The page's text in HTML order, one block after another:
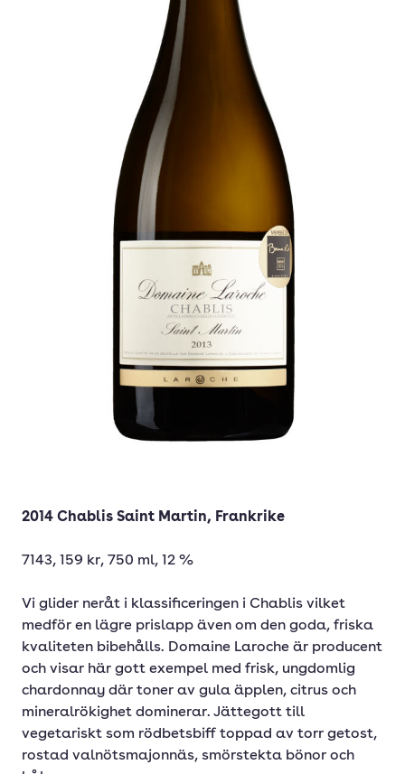
2014 Chablis Saint Martin, Frankrike
7143, 159 kr, 750 ml, 12 %
Vi glider neråt i klassificeringen i Chablis vilket
medför en lägre prislapp även om den goda, friska
kvaliteten bibehålls. Domaine Laroche är producent
och visar här gott exempel med frisk, ungdomlig
chardonnay där toner av gula äpplen, citrus och
mineralrökighet dominerar. Jättegott till
vegetariskt som rödbetsbiff toppad av torr getost,
rostad valnötsmajonnäs, smörstekta bönor och